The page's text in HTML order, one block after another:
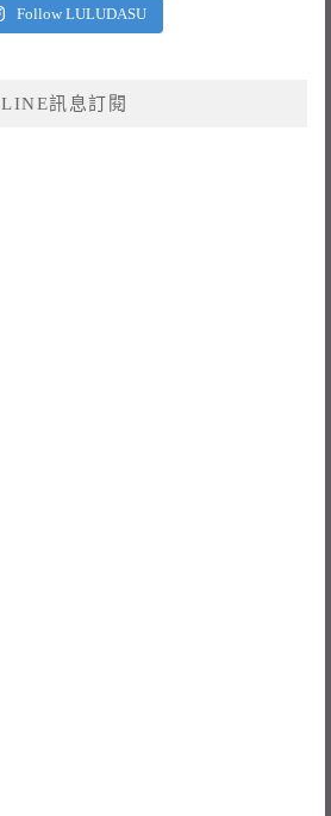
Follow LULUDASU
LINE訊息訂閱